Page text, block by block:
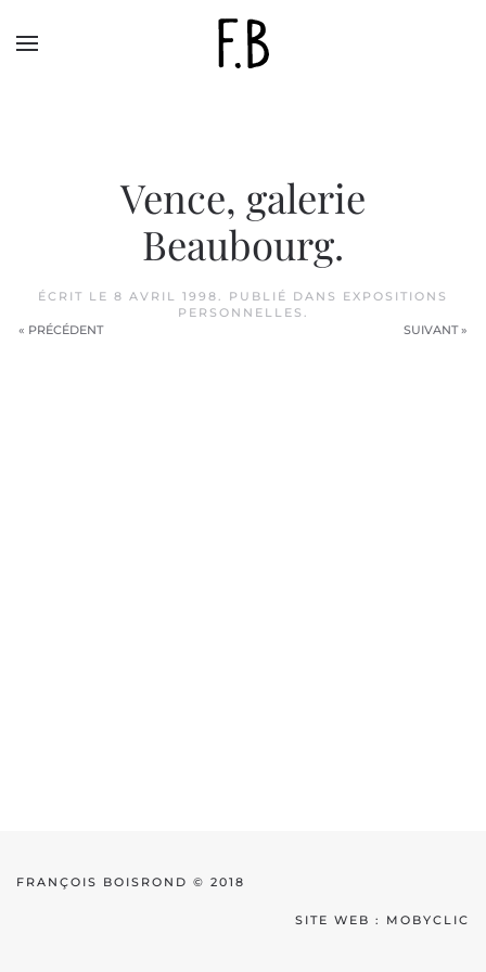
Vence, galerie
Beaubourg.
ÉCRIT LE 8 AVRIL 1998. PUBLIÉ DANS EXPOSITIONS
PERSONNELLES .
« PRÉCÉDENT
SUIVANT »
FRANÇOIS BOISROND © 2018
SITE WEB : MOBYCLIC